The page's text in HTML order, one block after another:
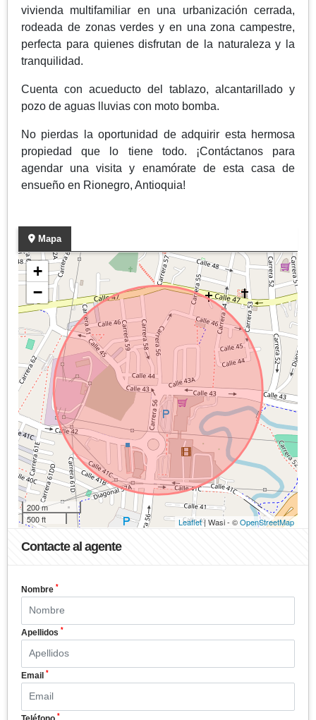
vivienda multifamiliar en una urbanización cerrada,
rodeada de zonas verdes y en una zona campestre,
perfecta para quienes disfrutan de la naturaleza y la
tranquilidad.
Cuenta con acueducto del tablazo, alcantarillado y
pozo de aguas lluvias con moto bomba.
No pierdas la oportunidad de adquirir esta hermosa
propiedad que lo tiene todo. ¡Contáctanos para
agendar una visita y enamórate de esta casa de
ensueño en Rionegro, Antioquia!
Mapa
+
−
200 m
500 ft
Leaflet| Wasi - ©OpenStreetMap
Contacte al agente
Nombre *
Apellidos *
Email *
*